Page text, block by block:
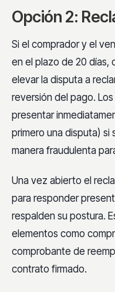
Opción 2:
Si el comprador y el
en el plazo de 20 días,
elevar la disputa a
reversión del pago.
presentar
primero una disputa) si
manera fraudulenta
Una vez abierto el
para responder
respalden su postura.
elementos como
comprobante de
contrato firmado.